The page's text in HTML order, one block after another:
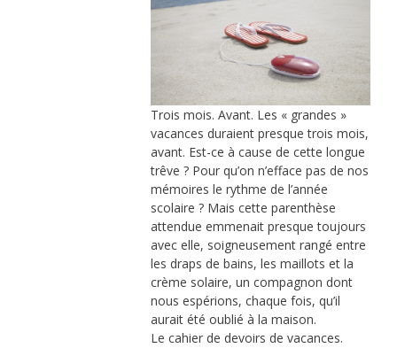
Trois mois. Avant. Les « grandes »
vacances duraient presque trois mois,
avant. Est-ce à cause de cette longue
trêve ? Pour qu’on n’efface pas de nos
mémoires le rythme de l’année
scolaire ? Mais cette parenthèse
attendue emmenait presque toujours
avec elle, soigneusement rangé entre
les draps de bains, les maillots et la
crème solaire, un compagnon dont
nous espérions, chaque fois, qu’il
aurait été oublié à la maison.
Le cahier de devoirs de vacances.